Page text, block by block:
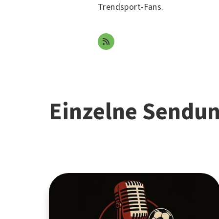
Trendsport-Fans.
Einzelne